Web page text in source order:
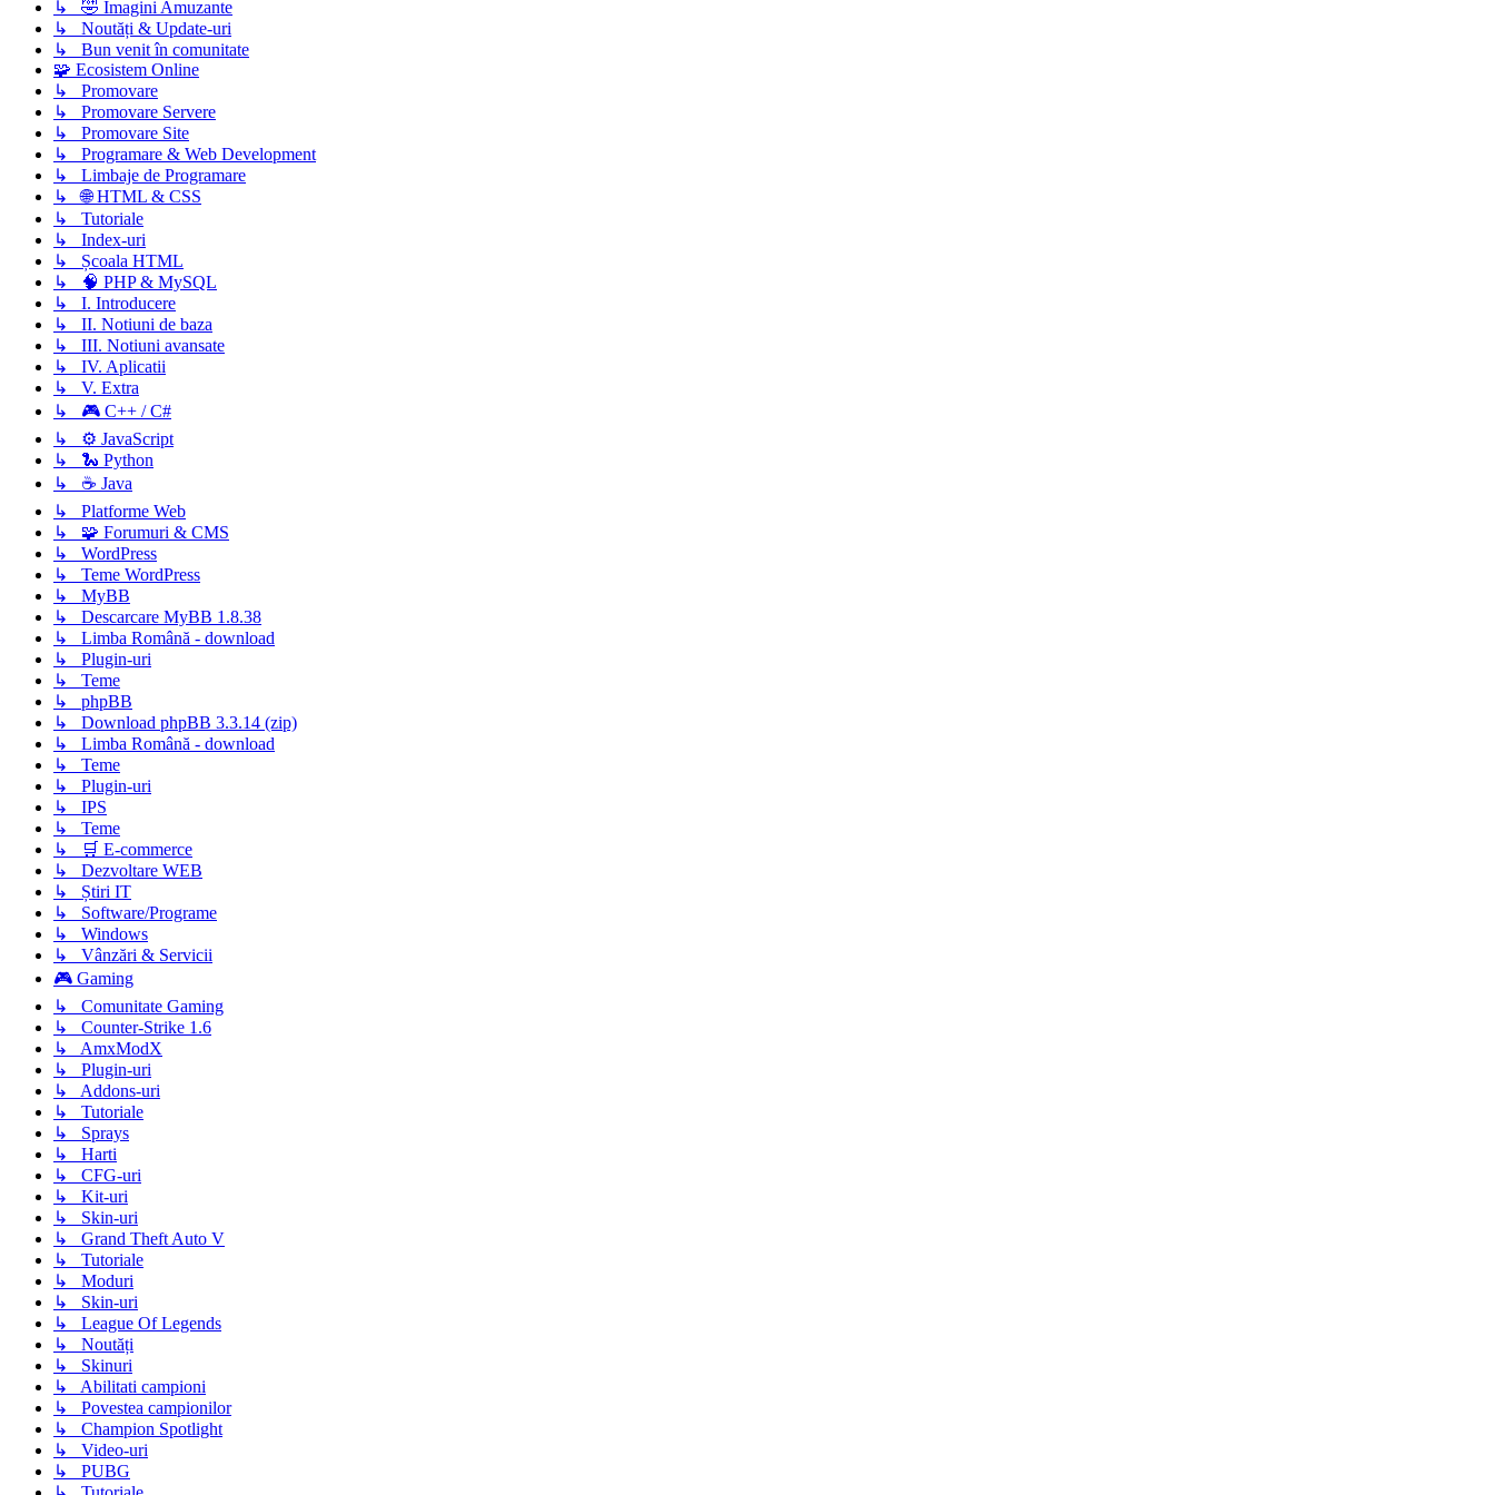
↳ 🤣 Imagini Amuzante
↳ Noutăți & Update-uri
↳ Bun venit în comunitate
🧩 Ecosistem Online
↳ Promovare
↳ Promovare Servere
↳ Promovare Site
↳ Programare & Web Development
↳ Limbaje de Programare
↳ 🌐 HTML & CSS
↳ Tutoriale
↳ Index-uri
↳ Școala HTML
↳ 🧠 PHP & MySQL
↳ I. Introducere
↳ II. Notiuni de baza
↳ III. Notiuni avansate
↳ IV. Aplicatii
↳ V. Extra
↳ 🎮 C++ / C#
↳ ⚙️ JavaScript
↳ 🐍 Python
↳ ☕ Java
↳ Platforme Web
↳ 🧩 Forumuri & CMS
↳ WordPress
↳ Teme WordPress
↳ MyBB
↳ Descarcare MyBB 1.8.38
↳ Limba Română - download
↳ Plugin-uri
↳ Teme
↳ phpBB
↳ Download phpBB 3.3.14 (zip)
↳ Limba Română - download
↳ Teme
↳ Plugin-uri
↳ IPS
↳ Teme
↳ 🛒 E-commerce
↳ Dezvoltare WEB
↳ Știri IT
↳ Software/Programe
↳ Windows
↳ Vânzări & Servicii
🎮 Gaming
↳ Comunitate Gaming
↳ Counter-Strike 1.6
↳ AmxModX
↳ Plugin-uri
↳ Addons-uri
↳ Tutoriale
↳ Sprays
↳ Harti
↳ CFG-uri
↳ Kit-uri
↳ Skin-uri
↳ Grand Theft Auto V
↳ Tutoriale
↳ Moduri
↳ Skin-uri
↳ League Of Legends
↳ Noutăți
↳ Skinuri
↳ Abilitati campioni
↳ Povestea campionilor
↳ Champion Spotlight
↳ Video-uri
↳ PUBG